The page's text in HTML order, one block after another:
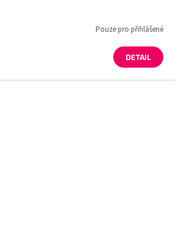
Pouze pro přihlášené
DETAIL